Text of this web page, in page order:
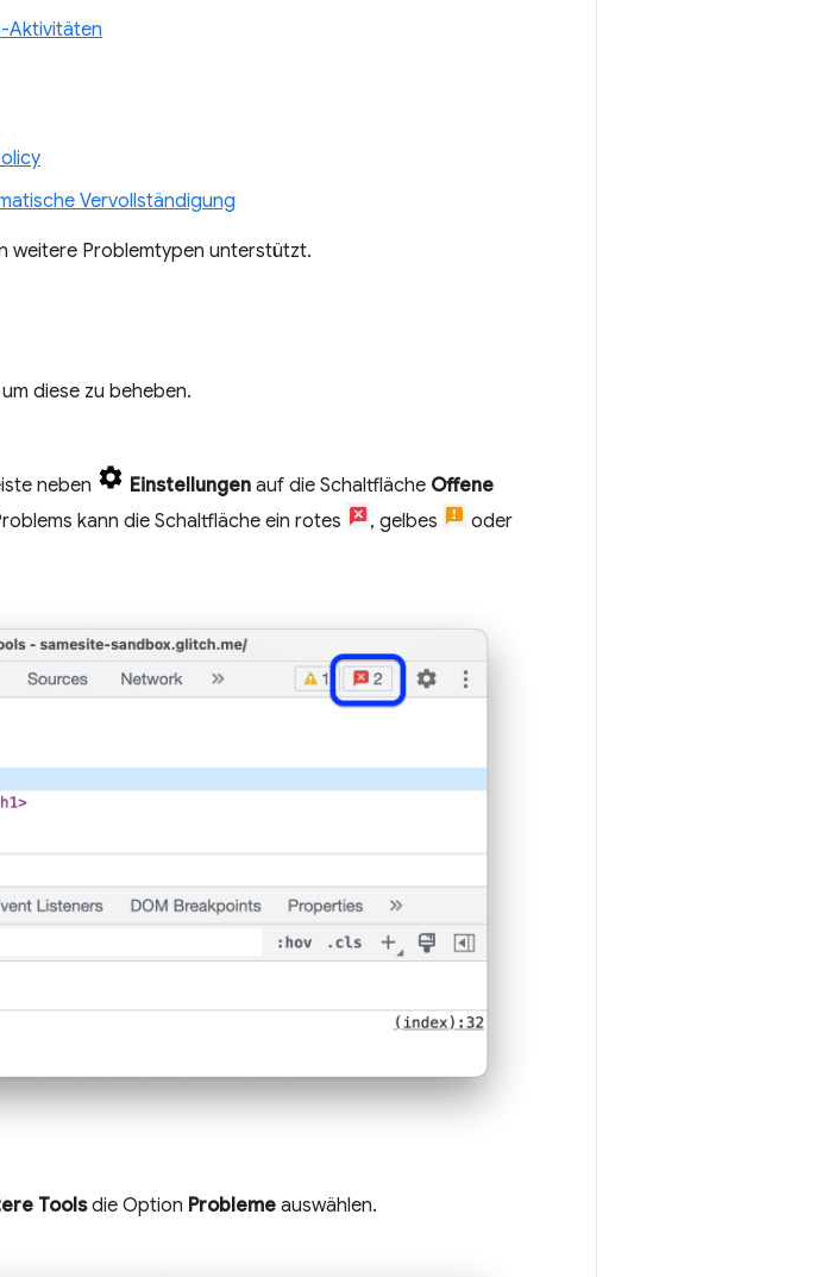
Aktivitäten
Vervollständigung
weitere Problemtypen unterstützt.
diese zu beheben.
neben Einstellungen auf die Schaltfläche Offene
kann die Schaltfläche ein rotes , gelbes
oder
Toolsdie Option Probleme auswählen.